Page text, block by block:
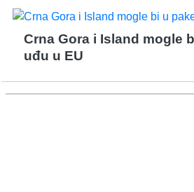
Crna Gora i Island mogle
uđu u EU